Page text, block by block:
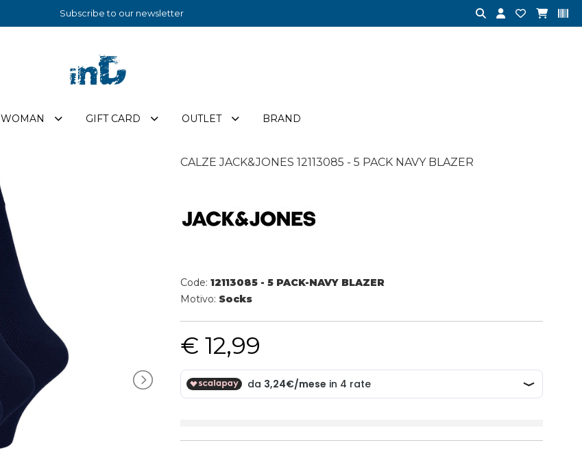
Subscribe to our newsletter
WOMAN GIFT CARD OUTLET BRAND
CALZE JACK&JONES 12113085 - 5 PACK NAVY BLAZER
Code:12113085 - 5 PACK-NAVY BLAZER
Motivo: Socks
€ 12,99